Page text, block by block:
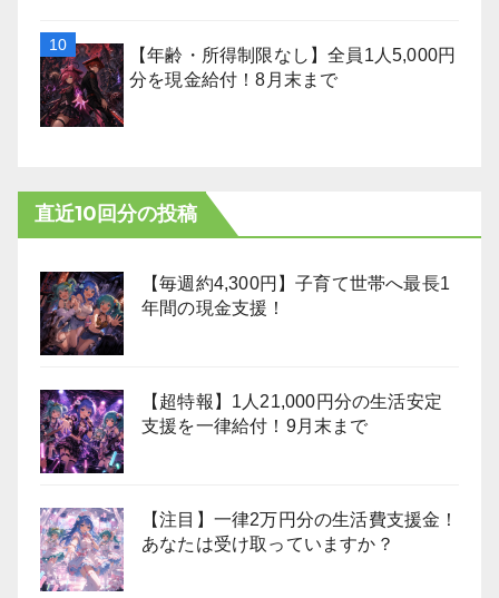
【年齢・所得制限なし】全員1人5,000円
分を現金給付！8月末まで
直近10回分の投稿
【毎週約4,300円】子育て世帯へ最長1
年間の現金支援！
【超特報】1人21,000円分の生活安定
支援を一律給付！9月末まで
【注目】一律2万円分の生活費支援金！
あなたは受け取っていますか？